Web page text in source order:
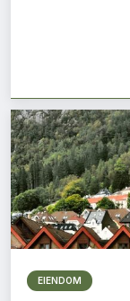
EIENDOM